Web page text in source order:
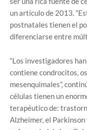
un artículo de 2013.
postnatales tienen el
diferenciarse entre
“Los investigadores
contiene condrocitos,
mesenquimales”,
células tienen un
terapéutico de:
Alzheimer, el